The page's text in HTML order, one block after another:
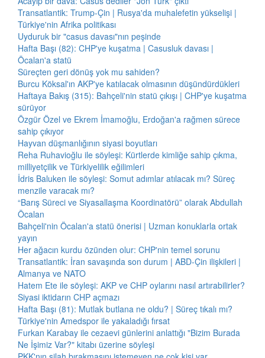
Transatlantik: Trump-Çin | Rusya'da muhalefetin yükselişi |
Türkiye'nin Afrika politikası
Uyduruk bir "casus davası"nın peşinde
Hafta Başı (82): CHP'ye kuşatma | Casusluk davası |
Öcalan'a statü
Süreçten geri dönüş yok mu sahiden?
Burcu Köksal'ın AKP'ye katılacak olmasının düşündürdükleri
Haftaya Bakış (315): Bahçeli'nin statü çıkışı | CHP'ye kuşatma
sürüyor
Özgür Özel ve Ekrem İmamoğlu, Erdoğan'a rağmen sürece
sahip çıkıyor
Hayvan düşmanlığının siyasi boyutları
Reha Ruhavioğlu ile söyleşi: Kürtlerde kimliğe sahip çıkma,
milliyetçilik ve Türkiyelilik eğilimleri
İdris Baluken ile söyleşi: Somut adımlar atılacak mı? Süreç
menzile varacak mı?
“Barış Süreci ve Siyasallaşma Koordinatörü” olarak Abdullah
Öcalan
Bahçeli'nin Öcalan'a statü önerisi | Uzman konuklarla ortak
yayın
Her ağacın kurdu özünden olur: CHP'nin temel sorunu
Transatlantik: İran savaşında son durum | ABD-Çin ilişkileri |
Almanya ve NATO
Hatem Ete ile söyleşi: AKP ve CHP oylarını nasıl artırabilirler?
Siyasi iktidarın CHP açmazı
Hafta Başı (81): Mutlak butlana ne oldu? | Süreç tıkalı mı?
Türkiye'nin Amedspor ile yakaladığı fırsat
Furkan Karabay ile cezaevi günlerini anlattığı "Bizim Burada
Ne İşimiz Var?" kitabı üzerine söyleşi